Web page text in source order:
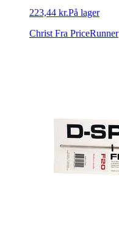
223,44 kr.På lager
Christ Fra PriceRunner